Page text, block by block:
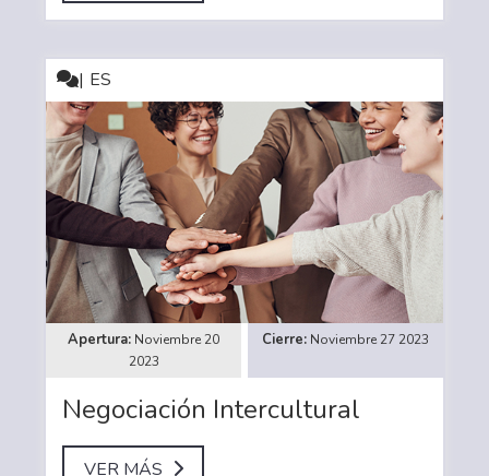
ES
Noviembre 20
2023
Noviembre 27 2023
Negociación Intercultural
VER MÁS